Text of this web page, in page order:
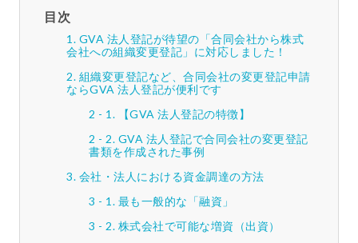
目次
GVA 法人登記が待望の「合同会社から株式
会社への組織変更登記」に対応しました！
組織変更登記など、合同会社の変更登記申請
ならGVA 法人登記が便利です
【GVA 法人登記の特徴】
GVA 法人登記で合同会社の変更登記
書類を作成された事例
会社・法人における資金調達の方法
最も一般的な「融資」
株式会社で可能な増資（出資）